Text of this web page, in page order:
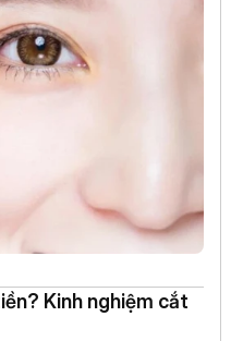
Kinh nghiệm cắt